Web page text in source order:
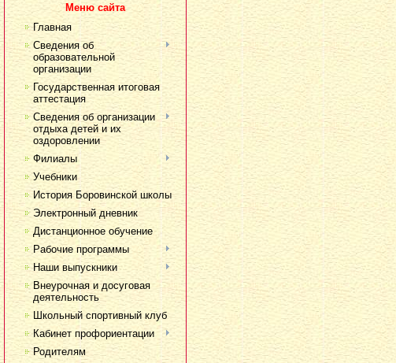
Меню сайта
Главная
Сведения об
образовательной
организации
Государственная итоговая
аттестация
Сведения об организации
отдыха детей и их
оздоровлении
Филиалы
Учебники
История Боровинской школы
Электронный дневник
Дистанционное обучение
Рабочие программы
Наши выпускники
Внеурочная и досуговая
деятельность
Школьный спортивный клуб
Кабинет профориентации
Родителям